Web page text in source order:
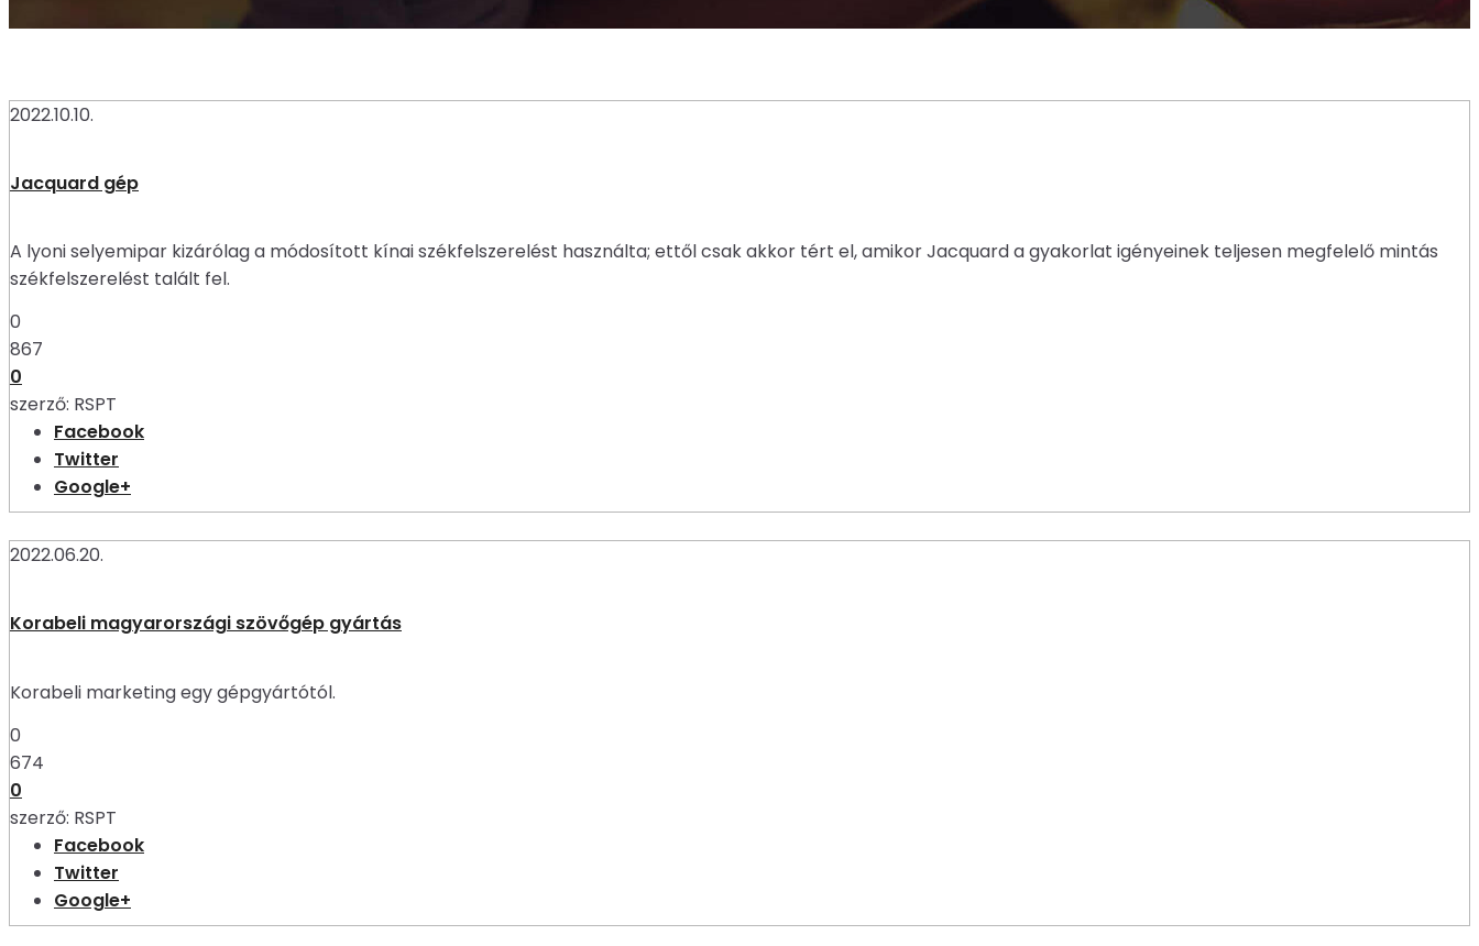
2022.10.10.
Jacquard gép
A lyoni selyemipar kizárólag a módosított kínai székfelszerelést használta; ettől csak akkor tért el, amikor Jacquard a gyakorlat igényeinek teljesen megfelelő mintás
székfelszerelést talált fel.
0
867
0
szerző: RSPT
Facebook
Twitter
Google+
2022.06.20.
Korabeli magyarországi szövőgép gyártás
Korabeli marketing egy gépgyártótól.
0
674
0
szerző: RSPT
Facebook
Twitter
Google+